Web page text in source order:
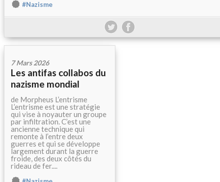
#Nazisme
7 Mars 2026
Les antifas collabos du
nazisme mondial
de Morpheus L’entrisme
L’entrisme est une stratégie
qui vise à noyauter un groupe
par infiltration. C’est une
ancienne technique qui
remonte à l’entre deux
guerres et qui se développe
largement durant la guerre
froide, des deux côtés du
rideau de fer....